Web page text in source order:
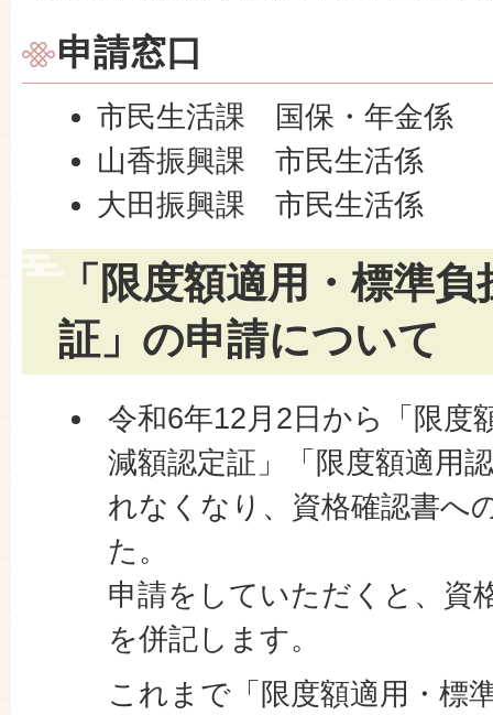
申請窓口
市民生活課 国保・年金係
山香振興課 市民生活係
大田振興課 市民生活係
「限度額適用・標準負
証」の申請について
令和6年12月2日から「限度
減額認定証」「限度額適用
れなくなり、資格確認書へ
た。
申請をしていただくと、資
を併記します。
これまで「限度額適用・標